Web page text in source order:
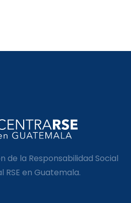
de la Responsabilidad Social
RSE en Guatemala.